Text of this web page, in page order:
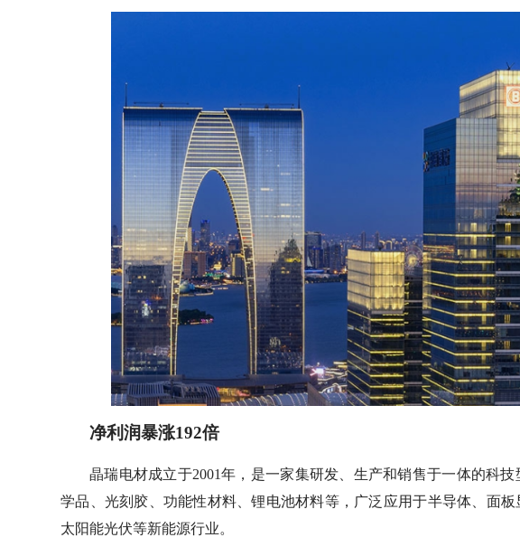
净利润暴涨192倍
晶瑞电材成立于2001年，是一家集研发、生产和销售于一体的科
学品、光刻胶、功能性材料、锂电池材料等，广泛应用于半导体、面板
太阳能光伏等新能源行业。